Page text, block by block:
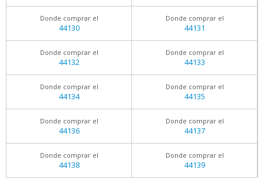
Donde comprar el
44130
Donde comprar el
44131
Donde comprar el
44132
Donde comprar el
44133
Donde comprar el
44134
Donde comprar el
44135
Donde comprar el
44136
Donde comprar el
44137
Donde comprar el
44138
Donde comprar el
44139